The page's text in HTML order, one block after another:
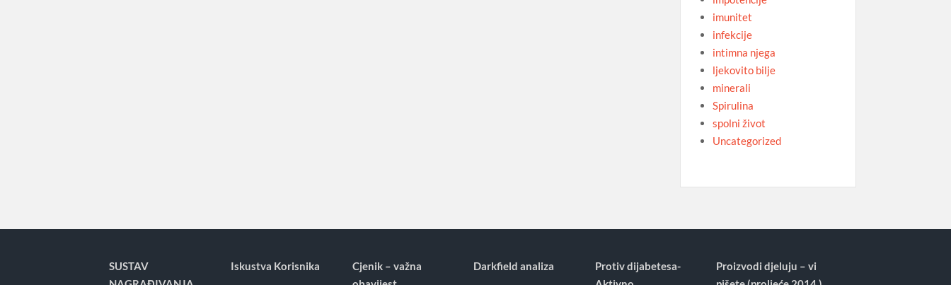
imunitet
infekcije
intimna njega
ljekovito bilje
minerali
Spirulina
spolni život
Uncategorized
SUSTAV
Iskustva Korisnika
Cjenik – važna
Darkfield analiza
Protiv dijabetesa-
Proizvodi djeluju – vi